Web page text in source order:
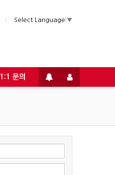
Select Language ▼
1:1 문의